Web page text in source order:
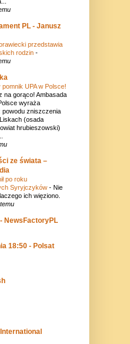
PL - Janusz
przedstawia
rodzin -
UPA w Polsce!
na gorąco! Ambasada
wyraża
powodu zniszczenia
(osada
hrubieszowski)
ze świata –
po roku
Syryjczyków - Nie
ich więziono.
NewsFactoryPL
18:50 - Polsat